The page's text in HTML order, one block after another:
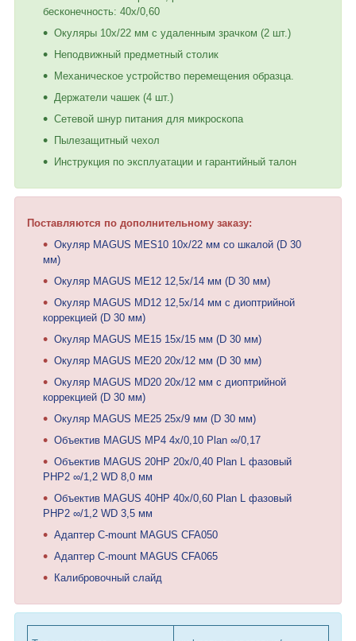
бесконечность: 40x/0,60
Окуляры 10x/22 мм с удаленным зрачком (2 шт.)
Неподвижный предметный столик
Механическое устройство перемещения образца.
Держатели чашек (4 шт.)
Сетевой шнур питания для микроскопа
Пылезащитный чехол
Инструкция по эксплуатации и гарантийный талон
Поставляются по дополнительному заказу:
Окуляр MAGUS MES10 10х/22 мм со шкалой (D 30
мм)
Окуляр MAGUS ME12 12,5х/14 мм (D 30 мм)
Окуляр MAGUS MD12 12,5х/14 мм с диоптрийной
коррекцией (D 30 мм)
Окуляр MAGUS ME15 15х/15 мм (D 30 мм)
Окуляр MAGUS ME20 20х/12 мм (D 30 мм)
Окуляр MAGUS MD20 20х/12 мм с диоптрийной
коррекцией (D 30 мм)
Окуляр MAGUS ME25 25х/9 мм (D 30 мм)
Объектив MAGUS MP4 4х/0,10 Plan ∞/0,17
Объектив MAGUS 20HP 20х/0,40 Plan L фазовый
PHP2 ∞/1,2 WD 8,0 мм
Объектив MAGUS 40HP 40х/0,60 Plan L фазовый
PHP2 ∞/1,2 WD 3,5 мм
Адаптер C-mount MAGUS CFA050
Адаптер C-mount MAGUS CFA065
Калибровочный слайд